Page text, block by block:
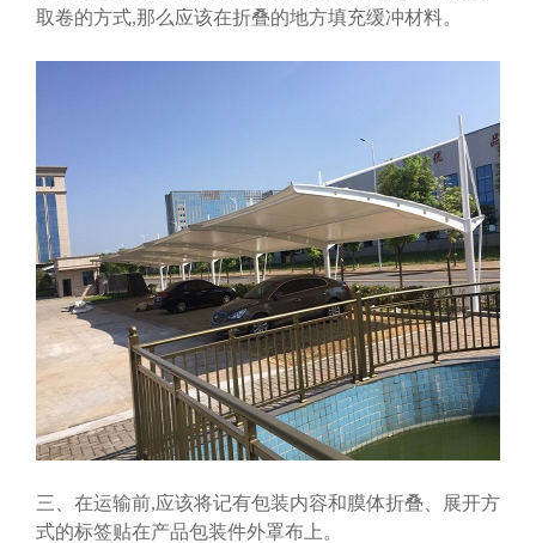
取卷的方式,那么应该在折叠的地方填充缓冲材料。
三、在运输前,应该将记有包装内容和膜体折叠、展开方
式的标签贴在产品包装件外罩布上。